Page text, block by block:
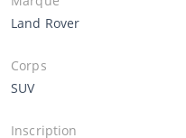
Land Rover
Corps
SUV
Inscription